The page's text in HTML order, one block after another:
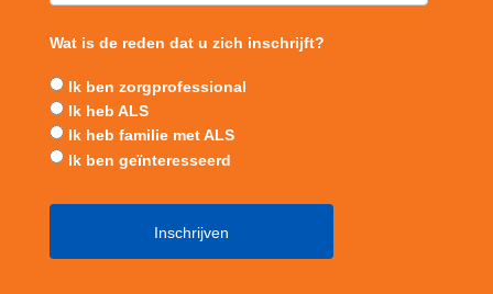
Wat is de reden dat u zich inschrijft?
Ik ben zorgprofessional
Ik heb ALS
Ik heb familie met ALS
Ik ben geïnteresseerd